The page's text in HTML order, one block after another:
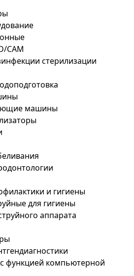
CAM
стерилизации
машины
и гигиены
для гигиены
аппарата
функцией компьютерной